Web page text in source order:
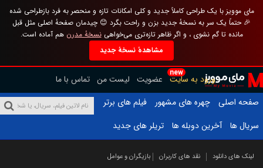
مای موویز با یک طراحی کاملاً جدید و کلی امکانات تازه و منحصر به فرد بازطراحی شده
🎉 حتماً یک سر به نسخهٔ جدید بزن و راحت بگرد 😊 چیدمان صفحهٔ اصلی مثل قبل
مانده تا گم نشوی ، و اگر ظاهر تازه‌تری می‌خواهینسخهٔ مدرن هم آماده است.
مشاهدهٔ نسخهٔ جدید
new
ورود به سایت عضویت لیست من تماس با ما
صفحه اصلی
چهره های مشهور
فیلم های برتر
سریال ها
آخرین دوبله ها تریلر های جدید
لینک های دانلود نقد های کاربران بازیگران و عوامل